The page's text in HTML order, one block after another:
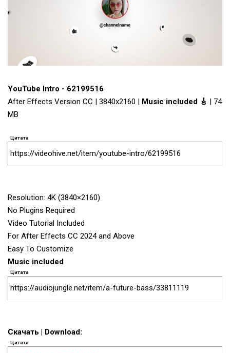
YouTube Intro - 62199516
After Effects Version CC | 3840x2160 | Music included 🎸 | 74
MB
Цитата
https://videohive.net/item/youtube-intro/62199516
Resolution: 4K (3840×2160)
No Plugins Required
Video Tutorial Included
For After Effects CC 2024 and Above
Easy To Customize
Music included
Цитата
https://audiojungle.net/item/a-future-bass/33811119
Скачать | Download:
Цитата